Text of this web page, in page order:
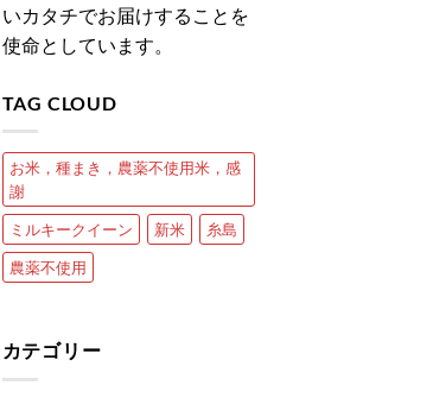
いカタチでお届けすることを
使命としています。
TAG CLOUD
お米，種まき，農薬不使用米，感
謝
ミルキークイーン
新米
糸島
農薬不使用
カテゴリー